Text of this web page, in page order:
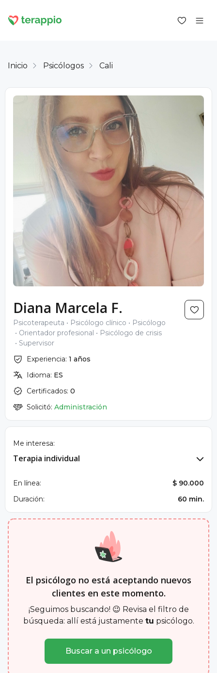
Iniciar sesión como psicólogo
Para los psicólogos
Sobre terappio
Preguntas y respuestas
office@terappio.com
Inicio Psicólogos Cali
Diana Marcela F.
Psicoterapeuta Psicólogo clínico
Psicólogo
Orientador profesional
Psicólogo de crisis
Supervisor
Experiencia: 1 años
Idioma: ES
Certificados: 0
Solicitó: Administración
Me interesa:
Terapia individual
En línea:
$ 90.000
Duración:
60 min.
El psicólogo no está aceptando nuevos
clientes en este momento.
¡Seguimos buscando! 😉 Revisa el filtro de
búsqueda: allí está justamente tu psicólogo.
Buscar a un psicólogo